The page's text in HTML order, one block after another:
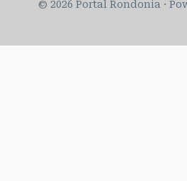
© 2026 Portal Rondonia ·